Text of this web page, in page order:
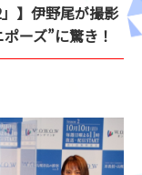
】伊野尾が撮影
ーズ”に驚き！